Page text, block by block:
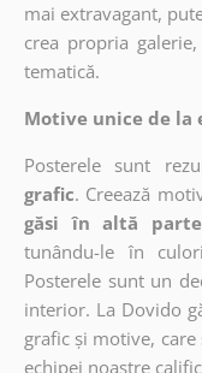
mai extravagant,
crea propria
tematică.
Motive unice de la
Posterele sunt
grafic. Creează
găsi în altă
tunându-le în
Posterele sunt un
interior. La Dovido
grafic și motive,
echipei noastre